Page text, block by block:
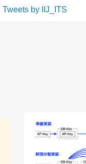
Tweets by IIJ_ITS